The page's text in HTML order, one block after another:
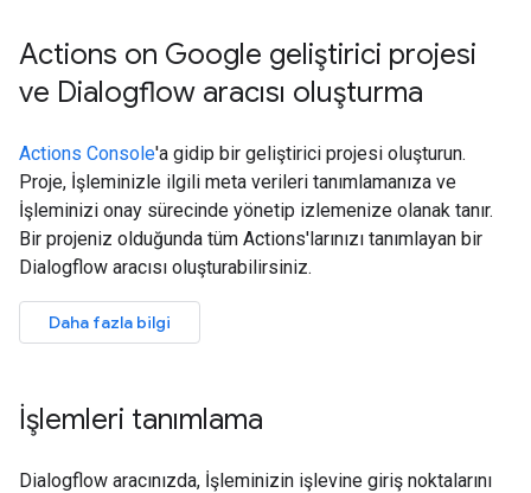
Actions on Google geliştirici projesi
ve Dialogflow aracısı oluşturma
Actions Console'a gidip bir geliştirici projesi oluşturun.
Proje, İşleminizle ilgili meta verileri tanımlamanıza ve
İşleminizi onay sürecinde yönetip izlemenize olanak tanır.
Bir projeniz olduğunda tüm Actions'larınızı tanımlayan bir
Dialogflow aracısı oluşturabilirsiniz.
Daha fazla bilgi
İşlemleri tanımlama
Dialogflow aracınızda, İşleminizin işlevine giriş noktalarını